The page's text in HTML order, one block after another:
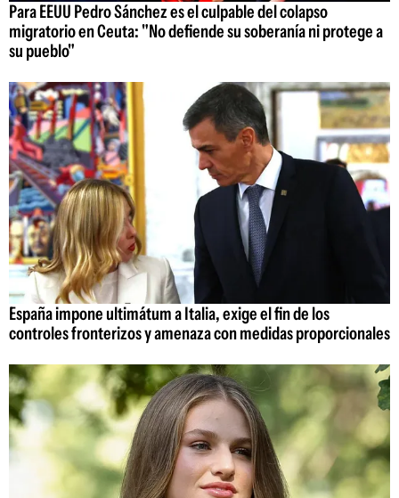
Para EEUU Pedro Sánchez es el culpable del colapso
migratorio en Ceuta: "No defiende su soberanía ni protege a
su pueblo"
España impone ultimátum a Italia, exige el fin de los
controles fronterizos y amenaza con medidas proporcionales